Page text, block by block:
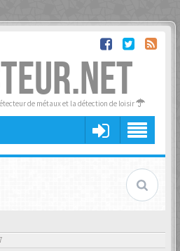
de métaux et la détection de loisir